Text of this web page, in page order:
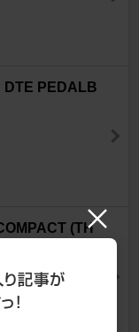
DTE PEDALB
(TH